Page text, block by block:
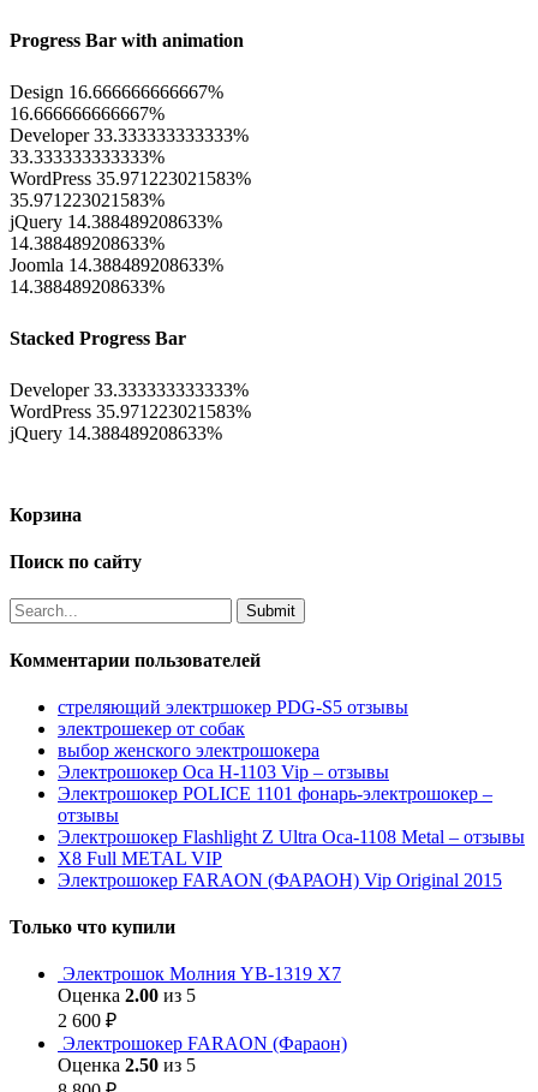
Progress Bar with animation
Design 16.666666666667%
16.666666666667%
Developer33.333333333333%
33.333333333333%
WordPress 35.971223021583%
35.971223021583%
jQuery 14.388489208633%
14.388489208633%
Joomla 14.388489208633%
14.388489208633%
Stacked Progress Bar
Developer33.333333333333%
WordPress 35.971223021583%
jQuery 14.388489208633%
Корзина
Поиск по сайту
Комментарии пользователей
стреляющий электршокер PDG-S5 отзывы
электрошекер от собак
выбор женского электрошокера
Электрошокер Оса H-1103 Vip – отзывы
Электрошокер POLICE 1101 фонарь-электрошокер –
отзывы
Электрошокер Flashlight Z Ultra Оса-1108 Metal – отзывы
Х8 Full METAL VIP
Электрошокер FARAON (ФАРАОН) Vip Original 2015
Только что купили
Электрошок Молния YB-1319 Х7
Оценка 2.00 из 5
2 600 ₽
Электрошокер FARAON (Фараон)
Оценка 2.50 из 5